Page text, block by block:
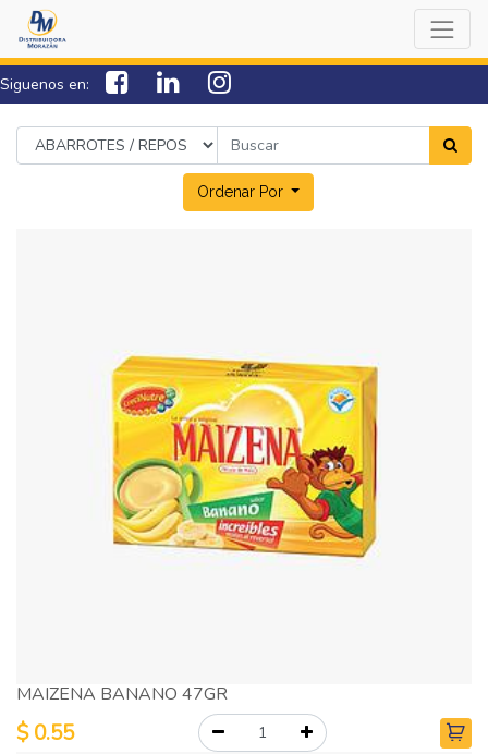
Siguenos en:
7538-0000 sac@lamorazan.com
Ordenar Por
MAIZENA BANANO 47GR
$0.55